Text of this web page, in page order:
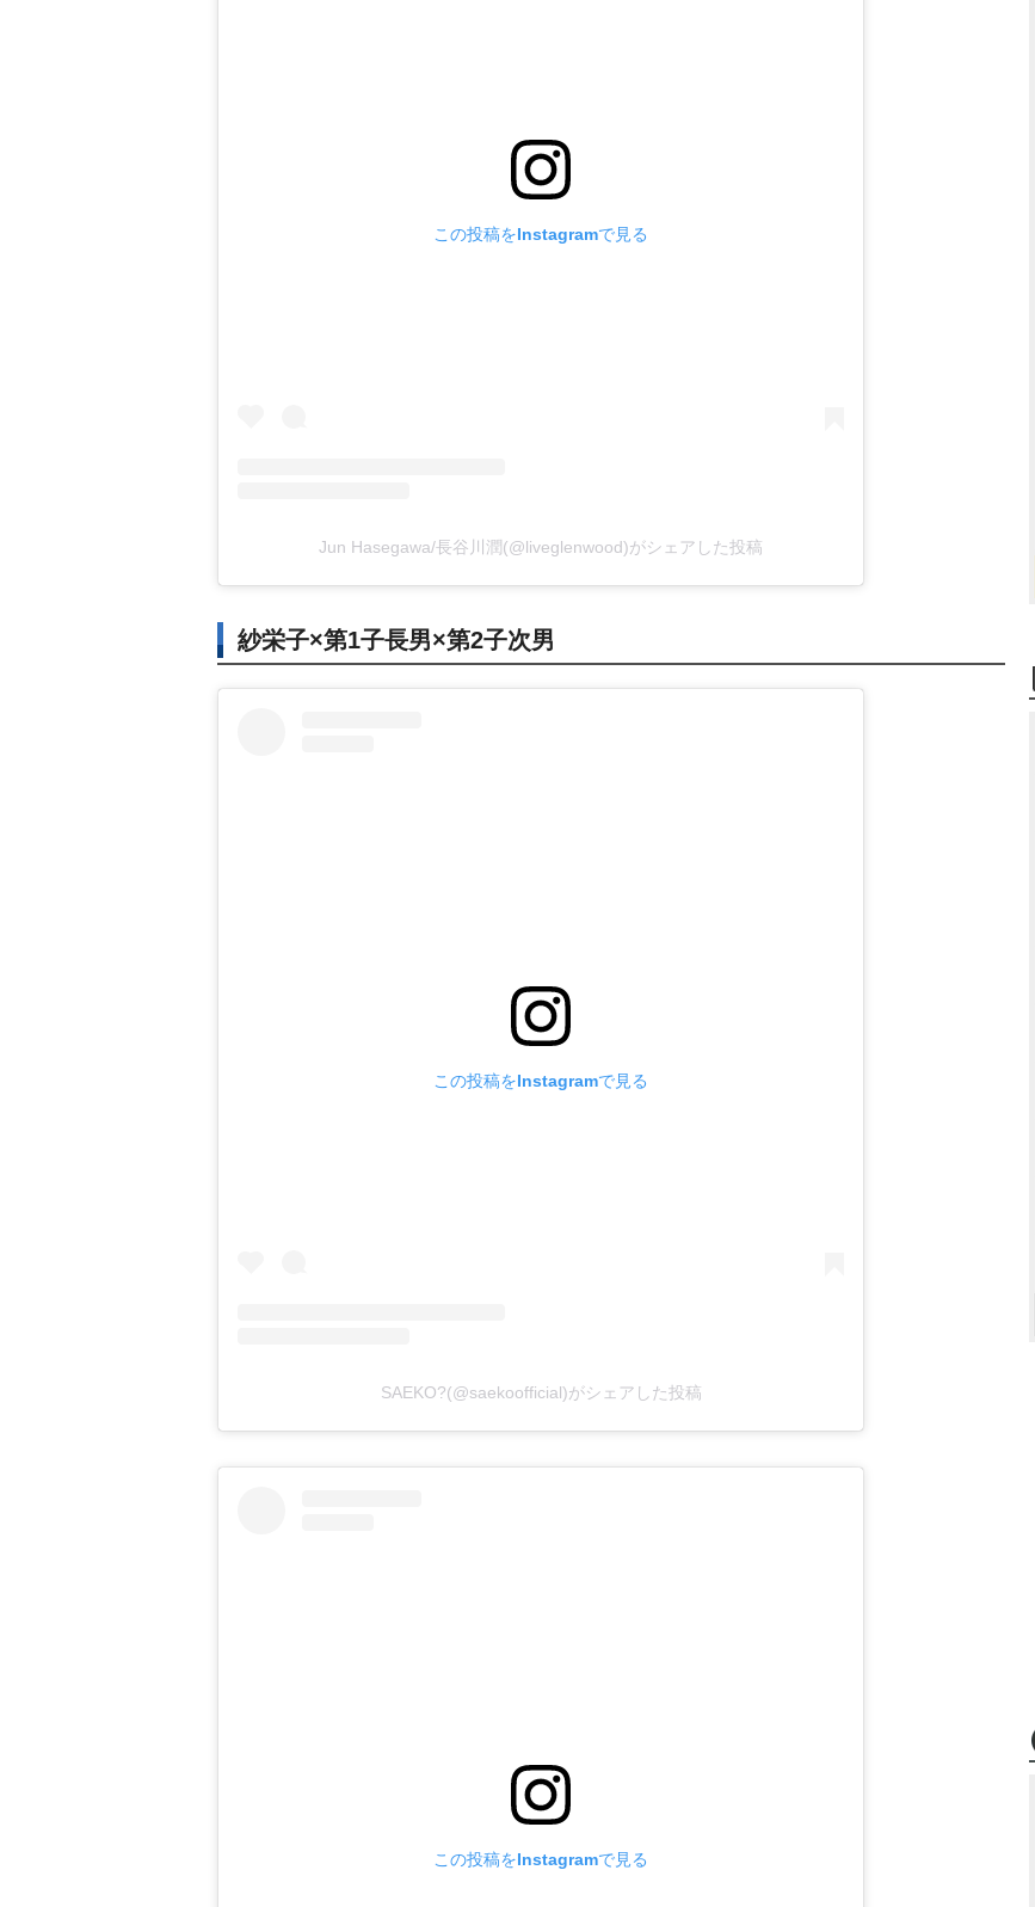
この投稿をInstagramで見る
Jun Hasegawa/長谷川潤(@liveglenwood)がシェアした投稿
紗栄子×第1子長男×第2子次男
この投稿をInstagramで見る
SAEKO?(@saekoofficial)がシェアした投稿
この投稿をInstagramで見る